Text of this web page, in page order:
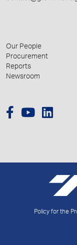
Our People
Procurement
Reports
Newsroom
Policy for the